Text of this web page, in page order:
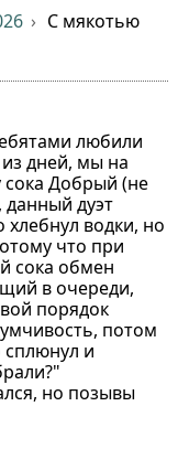
С мякотью
любили
дней, мы на
сока Добрый (не
данный дуэт
хлебнул водки, но
что при
сока обмен
в очереди,
порядок
потом
сплюнул и
но позывы